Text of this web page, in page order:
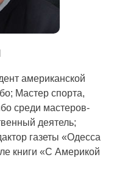
американской
Мастер спорта,
среди мастеров-
деятель;
газеты «Одесса
книги «С Америкой